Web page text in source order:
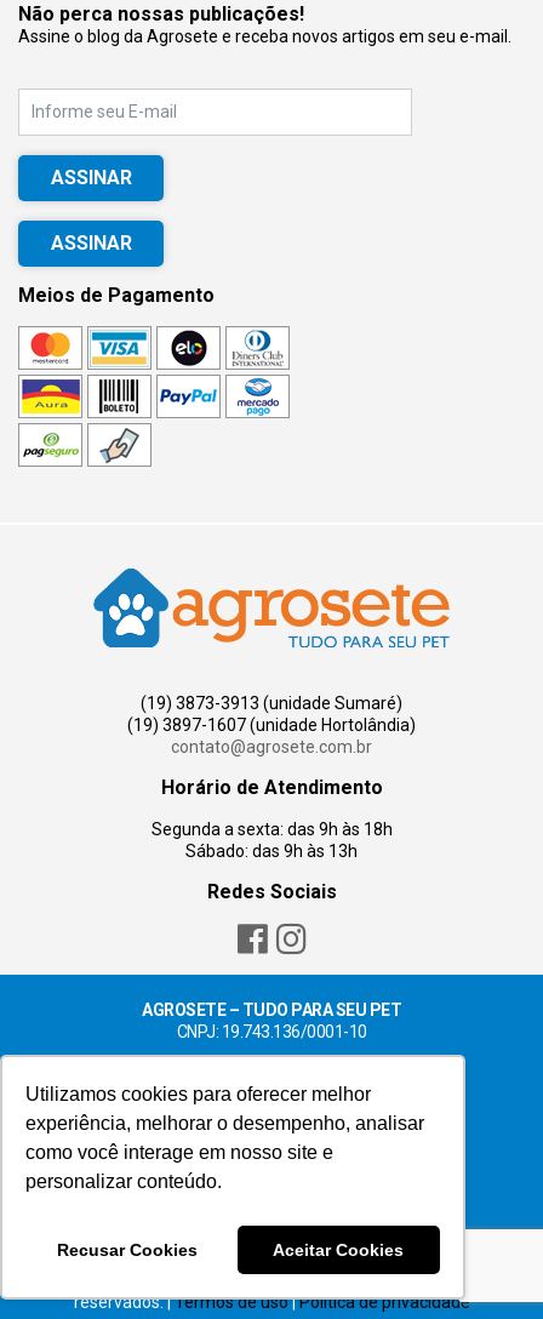
Utilizamos cookies para oferecer melhor
experiência, melhorar o desempenho, analisar
como você interage em nosso site e
personalizar conteúdo.
Recusar Cookies Aceitar Cookies
Não perca nossas publicações!
Assine o blog da Agrosete e receba novos artigos em seu e-mail.
ASSINAR
Meios de Pagamento
(19) 3873-3913 (unidade Sumaré)
(19) 3897-1607 (unidade Hortolândia)
contato@agrosete.com.br
Horário de Atendimento
Segunda a sexta: das 9h às 18h
Sábado: das 9h às 13h
Redes Sociais
AGROSETE – TUDO PARA SEU PET
CNPJ: 19.743.136/0001-10
Rua Dom Barreto, 650 – Centro
Saiba como chegar!
AGROSETE HORTOLÂNDIA
Rua Luis Camilo de Camargo, 204 – Centro
© 2023 Agrosete – tudo para seu pet. Todos os direitos
reservados. |Termos de uso|Política de privacidade